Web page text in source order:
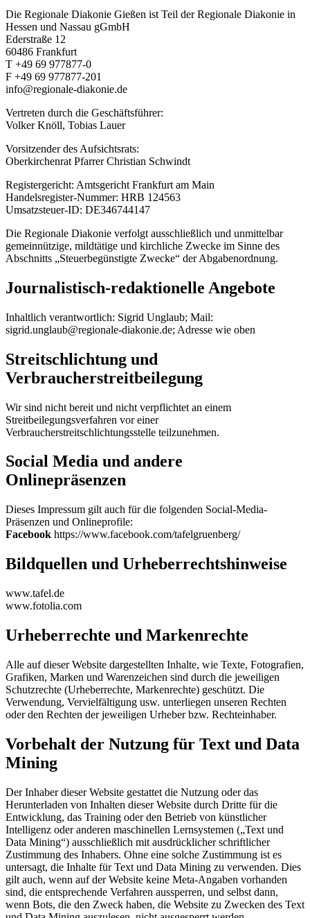
Die Regionale Diakonie Gießen ist Teil der Regionale Diakonie in
Hessen und Nassau gGmbH
Ederstraße 12
60486 Frankfurt
T +49 69 977877-0
F +49 69 977877-201
info@regionale-diakonie.de
Vertreten durch die Geschäftsführer:
Volker Knöll, Tobias Lauer
Vorsitzender des Aufsichtsrats:
Oberkirchenrat Pfarrer Christian Schwindt
Registergericht: Amtsgericht Frankfurt am Main
Handelsregister-Nummer: HRB 124563
Umsatzsteuer-ID: DE346744147
Die Regionale Diakonie verfolgt ausschließlich und unmittelbar
gemeinnützige, mildtätige und kirchliche Zwecke im Sinne des
Abschnitts „Steuerbegünstigte Zwecke“ der Abgabenordnung.
Journalistisch-redaktionelle Angebote
Inhaltlich verantwortlich: Sigrid Unglaub; Mail:
sigrid.unglaub@regionale-diakonie.de; Adresse wie oben
Streitschlichtung und
Verbraucherstreitbeilegung
Wir sind nicht bereit und nicht verpflichtet an einem
Streitbeilegungsverfahren vor einer
Verbraucherstreitschlichtungsstelle teilzunehmen.
Social Media und andere
Onlinepräsenzen
Dieses Impressum gilt auch für die folgenden Social-Media-
Präsenzen und Onlineprofile:
Facebook https://www.facebook.com/tafelgruenberg/
Bildquellen und Urheberrechtshinweise
www.tafel.de
www.fotolia.com
Urheberrechte und Markenrechte
Alle auf dieser Website dargestellten Inhalte, wie Texte, Fotografien,
Grafiken, Marken und Warenzeichen sind durch die jeweiligen
Schutzrechte (Urheberrechte, Markenrechte) geschützt. Die
Verwendung, Vervielfältigung usw. unterliegen unseren Rechten
oder den Rechten der jeweiligen Urheber bzw. Rechteinhaber.
Vorbehalt der Nutzung für Text und Data
Mining
Der Inhaber dieser Website gestattet die Nutzung oder das
Herunterladen von Inhalten dieser Website durch Dritte für die
Entwicklung, das Training oder den Betrieb von künstlicher
Intelligenz oder anderen maschinellen Lernsystemen („Text und
Data Mining“) ausschließlich mit ausdrücklicher schriftlicher
Zustimmung des Inhabers. Ohne eine solche Zustimmung ist es
untersagt, die Inhalte für Text und Data Mining zu verwenden. Dies
gilt auch, wenn auf der Website keine Meta-Angaben vorhanden
sind, die entsprechende Verfahren aussperren, und selbst dann,
wenn Bots, die den Zweck haben, die Website zu Zwecken des Text